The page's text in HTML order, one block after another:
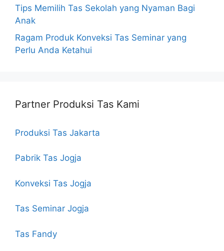
Tips Memilih Tas Sekolah yang Nyaman Bagi
Anak
Ragam Produk Konveksi Tas Seminar yang
Perlu Anda Ketahui
Partner Produksi Tas Kami
Produksi Tas Jakarta
Pabrik Tas Jogja
Konveksi Tas Jogja
Tas Seminar Jogja
Tas Fandy